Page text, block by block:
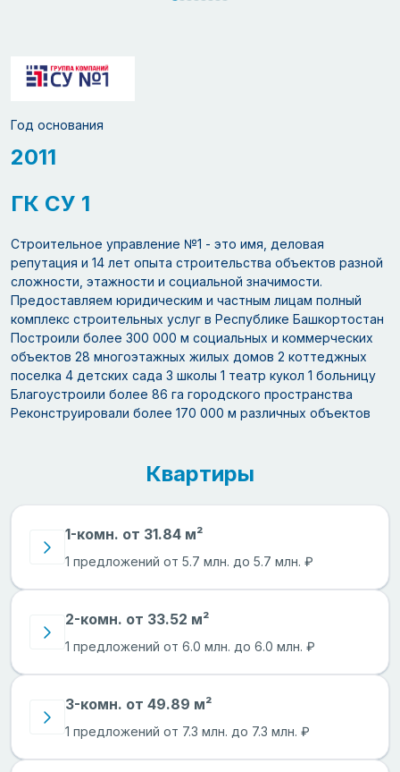
Год основания
2011
ГК СУ 1
Строительное управление №1 - это имя, деловая
репутация и 14 лет опыта строительства объектов разной
сложности, этажности и социальной значимости.
Предоставляем юридическим и частным лицам полный
комплекс строительных услуг в Республике Башкортостан
Построили более 300 000 м социальных и коммерческих
объектов 28 многоэтажных жилых домов 2 коттеджных
поселка 4 детских сада 3 школы 1 театр кукол 1 больницу
Благоустроили более 86 га городского пространства
Реконструировали более 170 000 м различных объектов
Квартиры
1-комн. от 31.84 м²
1 предложений от 5.7 млн. до 5.7 млн. ₽
2-комн. от 33.52 м²
1 предложений от 6.0 млн. до 6.0 млн. ₽
3-комн. от 49.89 м²
1 предложений от 7.3 млн. до 7.3 млн. ₽